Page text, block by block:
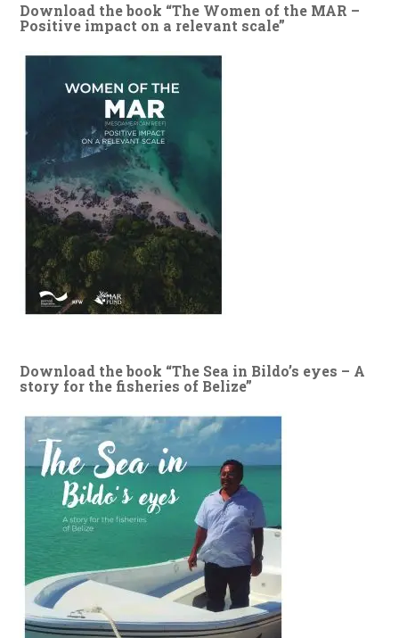
Download the book “The Women of the MAR –
Positive impact on a relevant scale”
Download the book “The Sea in Bildo’s eyes – A
story for the fisheries of Belize”